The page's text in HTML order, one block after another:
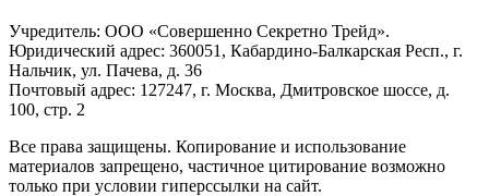
Учредитель: ООО «Совершенно Секретно Трейд».
Юридический адрес: 360051, Кабардино-Балкарская Респ., г.
Нальчик, ул. Пачева, д. 36
Почтовый адрес: 127247, г. Москва, Дмитровское шоссе, д.
100, стр. 2
Все права защищены. Копирование и использование
материалов запрещено, частичное цитирование возможно
только при условии гиперссылки на сайт.